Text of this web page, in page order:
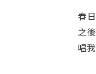
春
之
唱